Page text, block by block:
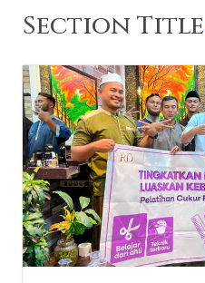
Section Title